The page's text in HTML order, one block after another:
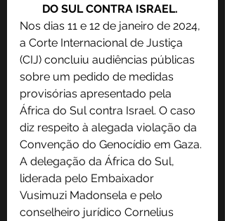
DO SUL CONTRA ISRAEL.
Nos dias 11 e 12 de janeiro de 2024,
a Corte Internacional de Justiça
(CIJ) concluiu audiências públicas
sobre um pedido de medidas
provisórias apresentado pela
África do Sul contra Israel. O caso
diz respeito à alegada violação da
Convenção do Genocídio em Gaza.
A delegação da África do Sul,
liderada pelo Embaixador
Vusimuzi Madonsela e pelo
conselheiro jurídico Cornelius